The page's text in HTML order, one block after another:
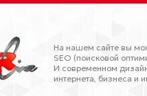
На нашем сайте вы
SEO (поисковой
И современном
интернета, бизнеса и